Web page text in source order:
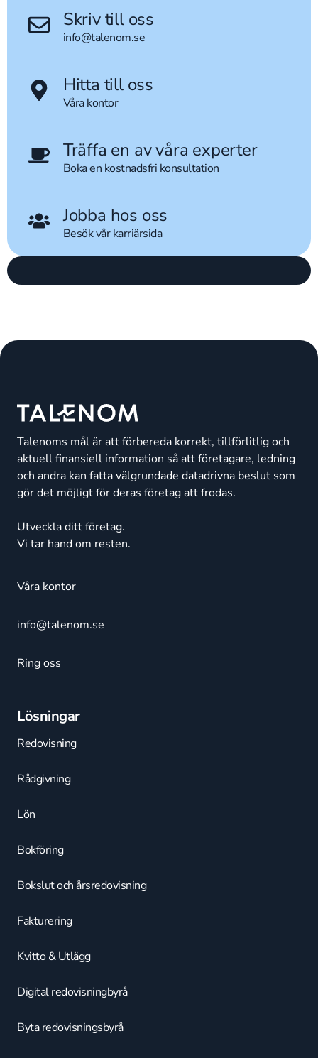
Skriv till oss
info@talenom.se
Hitta till oss
Våra kontor
Träffa en av våra experter
Boka en kostnadsfri konsultation
Jobba hos oss
Besök vår karriärsida
Talenoms mål är att förbereda korrekt, tillförlitlig och
aktuell finansiell information så att företagare, ledning
och andra kan fatta välgrundade datadrivna beslut som
gör det möjligt för deras företag att frodas.
Utveckla ditt företag.
Vi tar hand om resten.
Våra kontor
info@talenom.se
Ring oss
Lösningar
Redovisning
Rådgivning
Lön
Bokföring
Bokslut och årsredovisning
Fakturering
Kvitto & Utlägg
Digital redovisningbyrå
Byta redovisningsbyrå